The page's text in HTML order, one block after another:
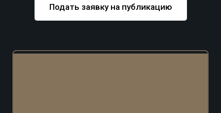
Подать заявку на публикацию